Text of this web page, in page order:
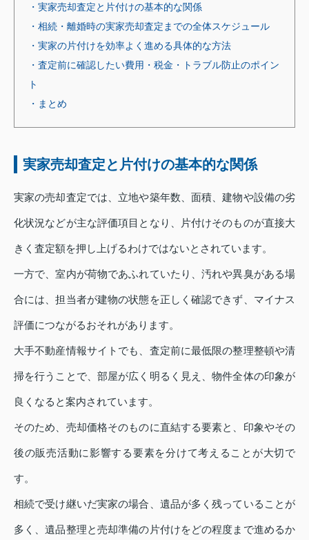
・実家売却査定と片付けの基本的な関係
・相続・離婚時の実家売却査定までの全体スケジュール
・実家の片付けを効率よく進める具体的な方法
・査定前に確認したい費用・税金・トラブル防止のポイン
ト
・まとめ
実家売却査定と片付けの基本的な関係
実家の売却査定では、立地や築年数、面積、建物や設備の劣
化状況などが主な評価項目となり、片付けそのものが直接大
きく査定額を押し上げるわけではないとされています。
一方で、室内が荷物であふれていたり、汚れや異臭がある場
合には、担当者が建物の状態を正しく確認できず、マイナス
評価につながるおそれがあります。
大手不動産情報サイトでも、査定前に最低限の整理整頓や清
掃を行うことで、部屋が広く明るく見え、物件全体の印象が
良くなると案内されています。
そのため、売却価格そのものに直結する要素と、印象やその
後の販売活動に影響する要素を分けて考えることが大切で
す。
相続で受け継いだ実家の場合、遺品が多く残っていることが
多く、遺品整理と売却準備の片付けをどの程度まで進めるか